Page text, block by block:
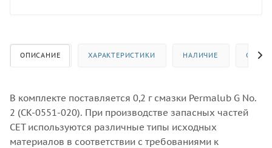
ОПИСАНИЕ ХАРАКТЕРИСТИКИ НАЛИЧИЕ
В комплекте поставляется 0,2 г смазки Permalub G No.
2 (CK-0551-020). При производстве запасных частей
CET используются различные типы исходных
материалов в соответствии с требованиями к